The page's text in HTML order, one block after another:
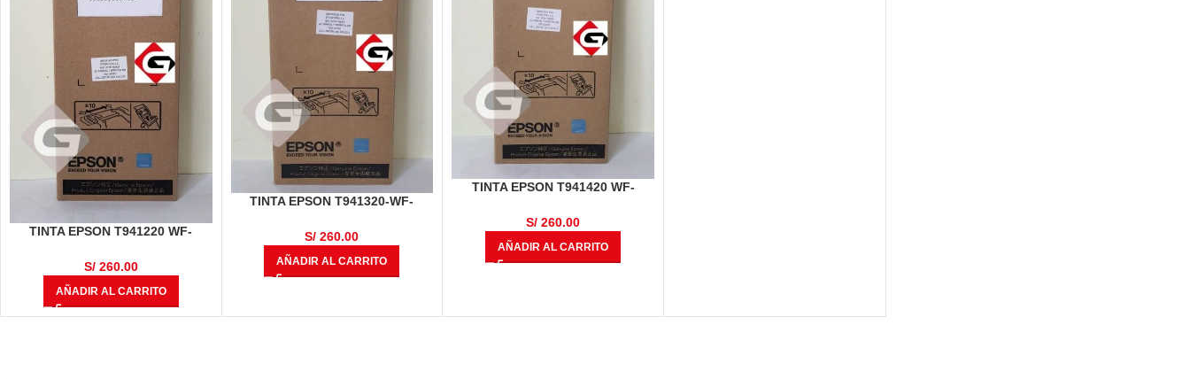
TINTA EPSON T941220 WF-
CYAN
S/260.00
AÑADIR AL CARRITO
TINTA EPSON T941320-WF-
MAGENTA
S/ 260.00
AÑADIR AL CARRITO
TINTA EPSON T941420 WF-
YELLOW
S/ 260.00
AÑADIR AL CARRITO